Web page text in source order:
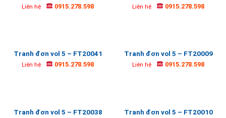
Liên hệ 0915.278.598 Liên hệ 0915.278.598
Tranh đơn vol 5 – FT20041
Liên hệ 0915.278.598
Tranh đơn vol 5 – FT20009
Liên hệ 0915.278.598
Tranh đơn vol 5 – FT20038 Tranh đơn vol 5 – FT20010